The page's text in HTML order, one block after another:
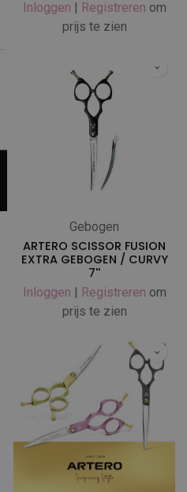
Inloggen | Registreren om
prijs te zien
Gebogen
ARTERO SCISSOR FUSION
EXTRA GEBOGEN / CURVY
7''
Inloggen | Registreren om
prijs te zien